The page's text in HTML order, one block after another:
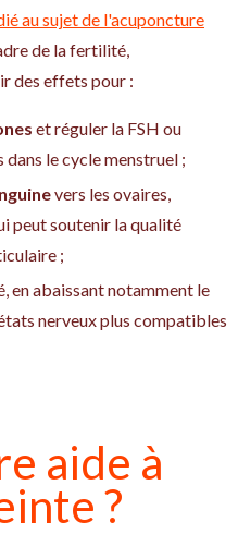
au sujet de l'acuponcture
de la fertilité,
des effets pour :
et réguler la FSH ou
dans le cycle menstruel ;
vers les ovaires,
peut soutenir la qualité
;
en abaissant notamment le
nerveux plus compatibles
aide à
?